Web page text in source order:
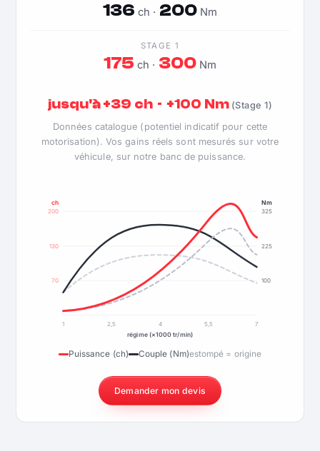
136 ch · 200Nm
STAGE 1
175 ch · 300Nm
jusqu'à +39 ch · +100 Nm (Stage 1)
Données catalogue (potentiel indicatif pour cette
motorisation). Vos gains réels sont mesurés sur votre
véhicule, sur notre banc de puissance.
70
130
200
100
225
325
ch Nm
1 2,5 4 5,5
7
régime (×1000 tr/min)
Puissance (ch) Couple (Nm)estompé = origine
Demander mon devis